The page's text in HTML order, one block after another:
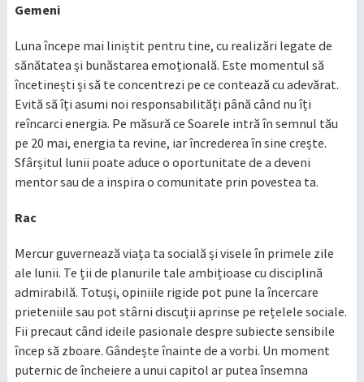
Gemeni
Luna începe mai liniștit pentru tine, cu realizări legate de
sănătatea și bunăstarea emoțională. Este momentul să
încetinești și să te concentrezi pe ce contează cu adevărat.
Evită să îți asumi noi responsabilități până când nu îți
reîncarci energia. Pe măsură ce Soarele intră în semnul tău
pe 20 mai, energia ta revine, iar încrederea în sine crește.
Sfârșitul lunii poate aduce o oportunitate de a deveni
mentor sau de a inspira o comunitate prin povestea ta.​
Rac
Mercur guvernează viața ta socială și visele în primele zile
ale lunii. Te ții de planurile tale ambițioase cu disciplină
admirabilă. Totuși, opiniile rigide pot pune la încercare
prieteniile sau pot stârni discuții aprinse pe rețelele sociale.
Fii precaut când ideile pasionale despre subiecte sensibile
încep să zboare. Gândește înainte de a vorbi. Un moment
puternic de încheiere a unui capitol ar putea însemna